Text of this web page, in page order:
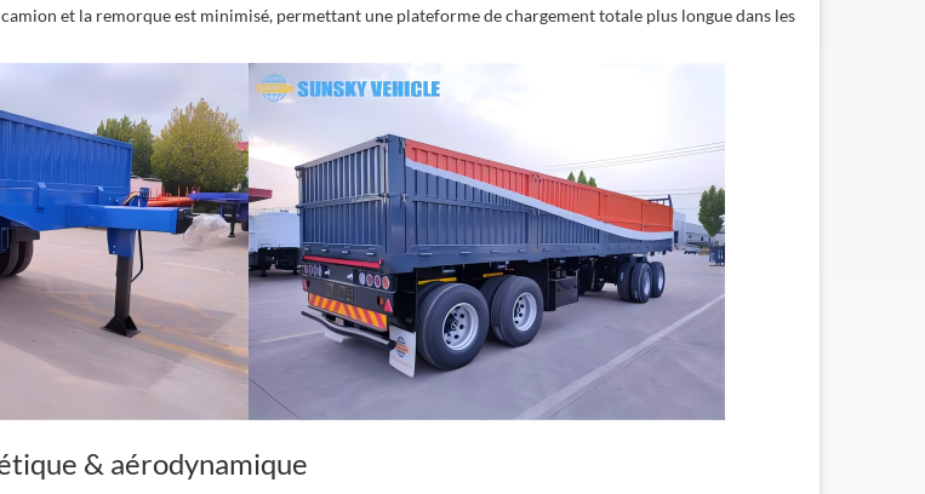
et la remorque est minimisé, permettant une plateforme de chargement totale plus longue dans les
& aérodynamique